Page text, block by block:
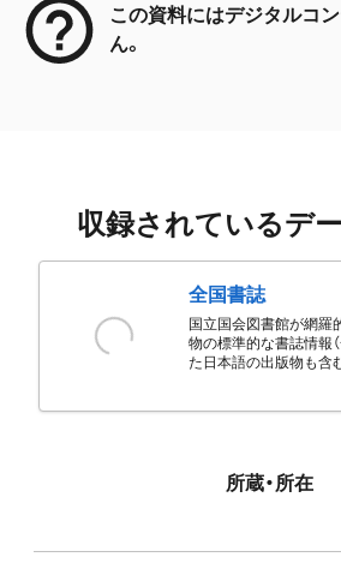
この資料にはデジタルコ
ん。
収録されているデ
全国書誌
国立国会図書館が網羅
物の標準的な書誌情報
た日本語の出版物も含む
所蔵・所在